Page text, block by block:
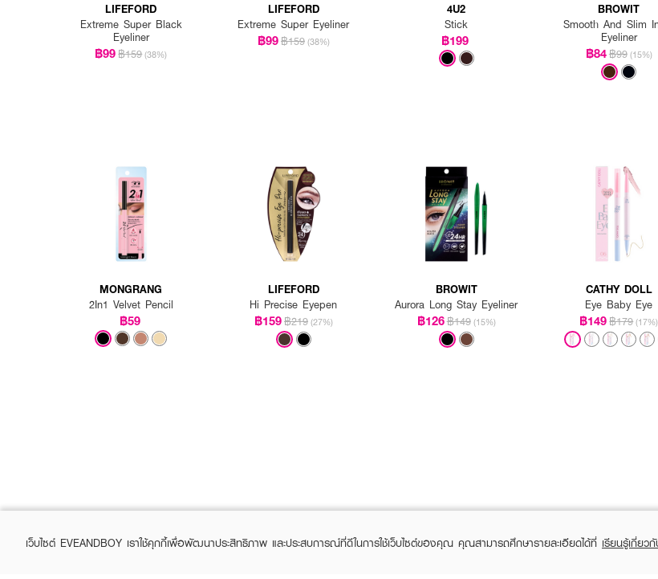
LIFEFORD
Extreme Super Black
Eyeliner
฿99฿159 (38%)
LIFEFORD
Extreme Super Eyeliner
฿99฿159 (38%)
4U2
Stick
฿199
BROWIT
Smooth And Slim
Eyeliner
฿84฿99 (15%)
MONGRANG
2In1 Velvet Pencil
฿59
LIFEFORD
Hi Precise Eyepen
฿159฿219 (27%)
BROWIT
Aurora Long Stay Eyeliner
฿126฿149 (15%)
CATHY DOLL
Eye Baby Eye
฿149฿179 (17%)
เว็บไซต์ EVEANDBOY เราใช้คุกกี้เพื่อพัฒนาประสิทธิภาพ และประสบการณ์ที่ดีในการใช้เว็บไซต์ของคุณ คุณสามารถศึกษารายละเอียดได้ที่ เรียนรู้เกี่ยว